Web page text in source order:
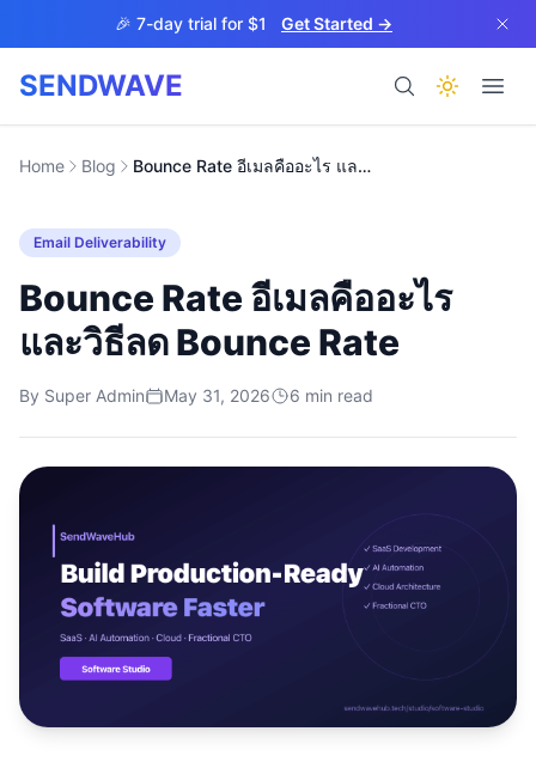
Skip to main content🎉 7-day trial for $1 Get Started →
SENDWAVE
Products
BETA
Help
Studio NEW
Login
Home Blog Bounce Rate อีเมลคืออะไร และวิธีลด Bounce Rate
Email Deliverability
Bounce Rate อีเมลคืออะไร
และวิธีลด Bounce Rate
By Super Admin May 31, 2026 6 min read